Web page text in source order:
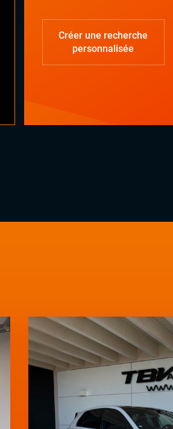
Créer une recherche
personnalisée